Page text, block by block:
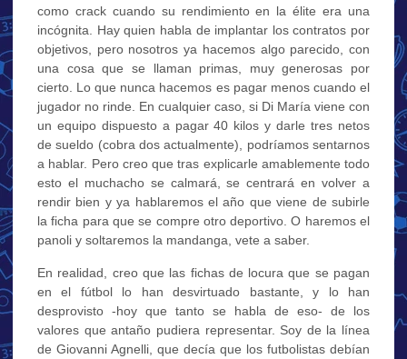
como crack cuando su rendimiento en la élite era una
incógnita. Hay quien habla de implantar los contratos por
objetivos, pero nosotros ya hacemos algo parecido, con
una cosa que se llaman primas, muy generosas por
cierto. Lo que nunca hacemos es pagar menos cuando el
jugador no rinde. En cualquier caso, si Di María viene con
un equipo dispuesto a pagar 40 kilos y darle tres netos
de sueldo (cobra dos actualmente), podríamos sentarnos
a hablar. Pero creo que tras explicarle amablemente todo
esto el muchacho se calmará, se centrará en volver a
rendir bien y ya hablaremos el año que viene de subirle
la ficha para que se compre otro deportivo. O haremos el
panoli y soltaremos la mandanga, vete a saber.
En realidad, creo que las fichas de locura que se pagan
en el fútbol lo han desvirtuado bastante, y lo han
desprovisto -hoy que tanto se habla de eso- de los
valores que antaño pudiera representar. Soy de la línea
de Giovanni Agnelli, que decía que los futbolistas debían